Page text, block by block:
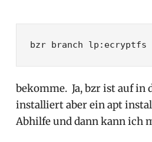
bzr branch lp:ecryptfs
bekomme. Ja, bzr ist auf in
installiert aber ein apt
Abhilfe und dann kann ich